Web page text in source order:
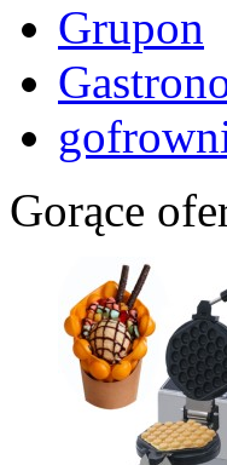
Grupon
Gorące